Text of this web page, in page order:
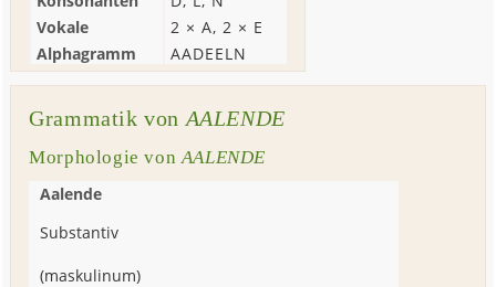
Vokale
2 ×A, 2 × E
Alphagramm
AADEELN
Grammatik von AALENDE
Morphologie vonAALENDE
Aalende
Substantiv
(maskulinum)